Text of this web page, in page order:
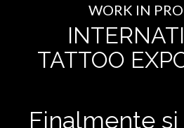
WORK IN
TATTOO
Finalmente si